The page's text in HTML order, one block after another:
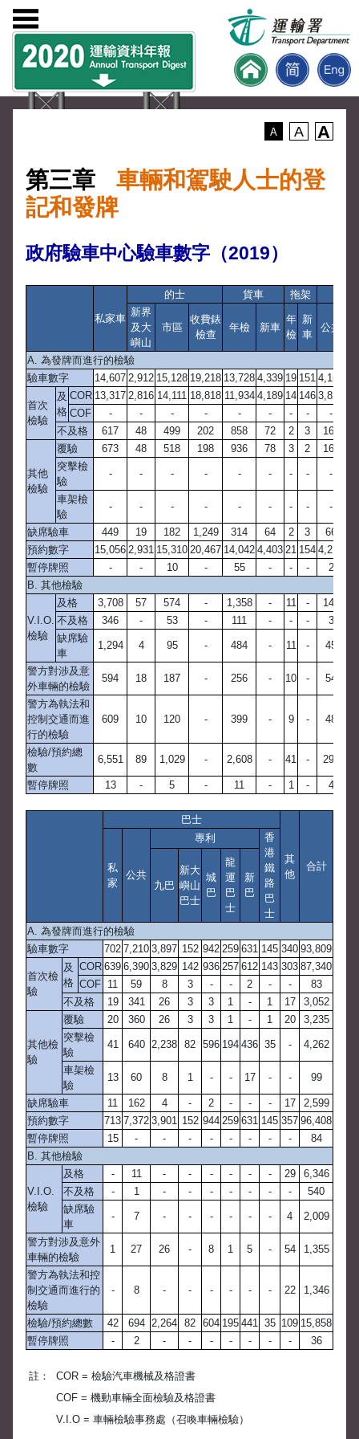
A A A
第三章
車輛和駕駛人士的登
記和發牌
政府驗車中心驗車數字（2019）
私家車
的士 貨車 拖架
新界
及大
嶼山
市區
收費錶
檢查
年檢 新車
年
檢
新
車
公共
A. 為發牌而進行的檢驗
驗車數字
14,607 2,912 15,128 19,218 13,728 4,339 19 151 4,153
首次
檢驗
及
格
COR 13,317 2,816 14,111 18,818 11,934 4,189 14 146 3,824
COF
- - - - - - - - -
不及格
617 48 499 202 858 72 2 3 161
其他
檢驗
覆驗 673 48 518 198 936 78 3 2 168
突擊檢
驗
- - - - - - - - -
車架檢
驗
- - - - - - - - -
缺席驗車 449 19 182 1,249 314 64 2 3 66
預約數字
15,056 2,931 15,310 20,467 14,042 4,403 21 154 4,219
暫停牌照
- - 10 - 55 - - - 2
B. 其他檢驗
V.I.O.
檢驗
及格 3,708 57 574 - 1,358 - 11 - 141
不及格
346 - 53 - 111 - - - 3
缺席驗
車
1,294 4 95 - 484 - 11 - 45
警方對涉及意
外車輛的檢驗
594 18 187 - 256 - 10 - 54
警方為執法和
控制交通而進
行的檢驗
609 10 120 - 399 - 9 - 48
檢驗/預約總
數
6,551 89 1,029 - 2,608 - 41 - 291
暫停牌照 13 - 5 - 11 - 1 - 4
巴士
其
他
合計
私
家
公共
專利
香
港
鐵
路
巴
士
九巴
新大
嶼山
巴士
城
巴
龍
運
巴
士
新
巴
A. 為發牌而進行的檢驗
驗車數字
702 7,210 3,897 152 942 259 631 145 340 93,809
首次檢
驗
及
格
COR 639 6,390 3,829 142 936 257 612 143 303 87,340
COF 11 59 8 3 - - 2 - -
83
不及格
19 341 26 3 3 1 - 1 17 3,052
其他檢
驗
覆驗 20 360 26 3 3 1 - 1 20
3,235
突擊檢
驗
41 640 2,238 82 596 194 436 35 - 4,262
車架檢
驗
13 60 8 1 - - 17 - - 99
缺席驗車 11 162 4 - 2 - - - 17
2,599
預約數字
713 7,372 3,901 152 944 259 631 145 357 96,408
暫停牌照
15 - - - - - - - -
84
B. 其他檢驗
V.I.O.
檢驗
及格 - 11 - - - - - - 29
6,346
不及格
- 1 - - - - - - -
540
缺席驗
車
- 7 - - - - - - 4 2,009
警方對涉及意外
車輛的檢驗
1 27 26 - 8 1 5 - 54 1,355
警方為執法和控
制交通而進行的
檢驗
- 8 - - - - - - 22 1,346
檢驗/預約總數 42 694 2,264 82 604 195 441 35 109 15,858
暫停牌照
- 2 - - - - - - - 36
註：
COR = 檢驗汽車機械及格證書
COF = 機動車輛全面檢驗及格證書
V.I.O = 車輛檢驗事務處（召喚車輛檢驗）